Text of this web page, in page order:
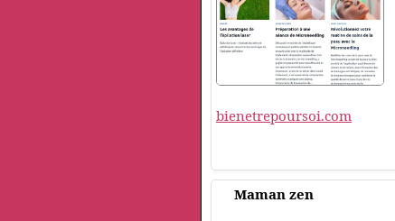
bienetrepoursoi.com
Maman zen